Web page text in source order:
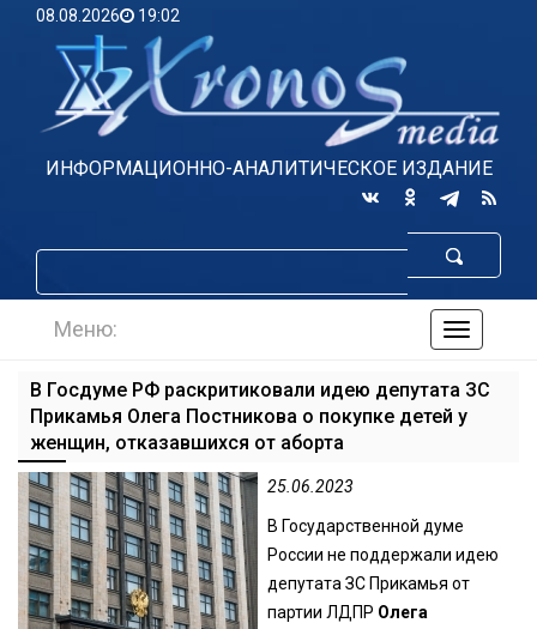
08.08.2026 19:02
ИНФОРМАЦИОННО-АНАЛИТИЧЕСКОЕ ИЗДАНИЕ
по
сайту
Меню:
В Госдуме РФ раскритиковали идею депутата ЗС
Прикамья Олега Постникова о покупке детей у
женщин, отказавшихся от аборта
25.06.2023
В Государственной думе
России не поддержали идею
депутата ЗС Прикамья от
партии ЛДПР Олега